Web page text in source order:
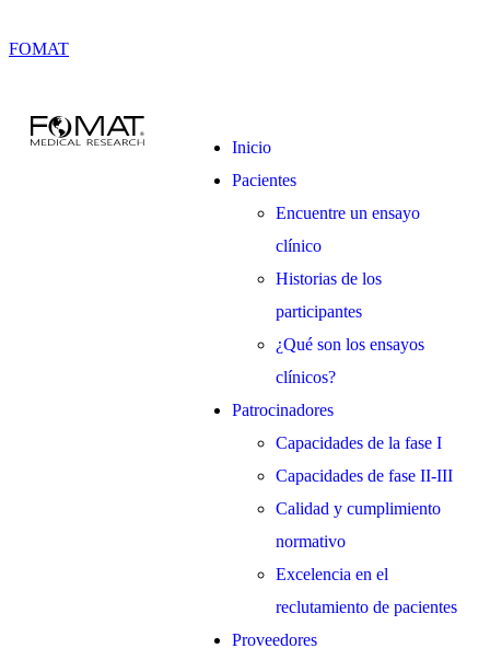
FOMAT
Inicio
Pacientes
Encuentre un ensayo
clínico
Historias de los
participantes
¿Qué son los ensayos
clínicos?
Patrocinadores
Capacidades de la fase I
Capacidades de fase II-III
Calidad y cumplimiento
normativo
Excelencia en el
reclutamiento de pacientes
Proveedores